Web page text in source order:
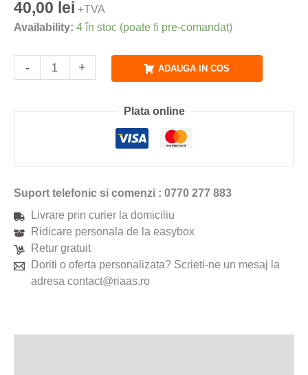
40,00 lei +TVA
Availability: 4 în stoc (poate fi pre-comandat)
- + ADAUGA IN COS
Plata online
Suport telefonic si comenzi : 0770 277 883
Livrare prin curier la domiciliu
Ridicare personala de la easybox
Retur gratuit
Doriti o oferta personalizata? Scrieti-ne un mesaj la
adresa contact@riaas.ro